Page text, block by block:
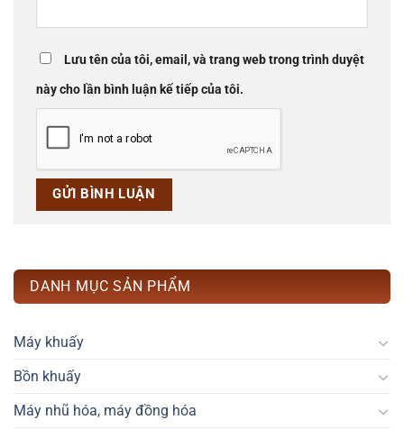
Lưu tên của tôi, email, và trang web trong trình duyệt
này cho lần bình luận kế tiếp của tôi.
DANH MỤC SẢN PHẨM
Máy khuấy
Bồn khuấy
Máy nhũ hóa, máy đồng hóa